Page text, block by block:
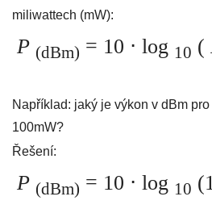
miliwattech (mW):
P (dBm) = 10 ⋅ log 10 (
Například: jaký je výkon v dBm
100mW?
Řešení:
P (dBm) = 10 ⋅ log 10